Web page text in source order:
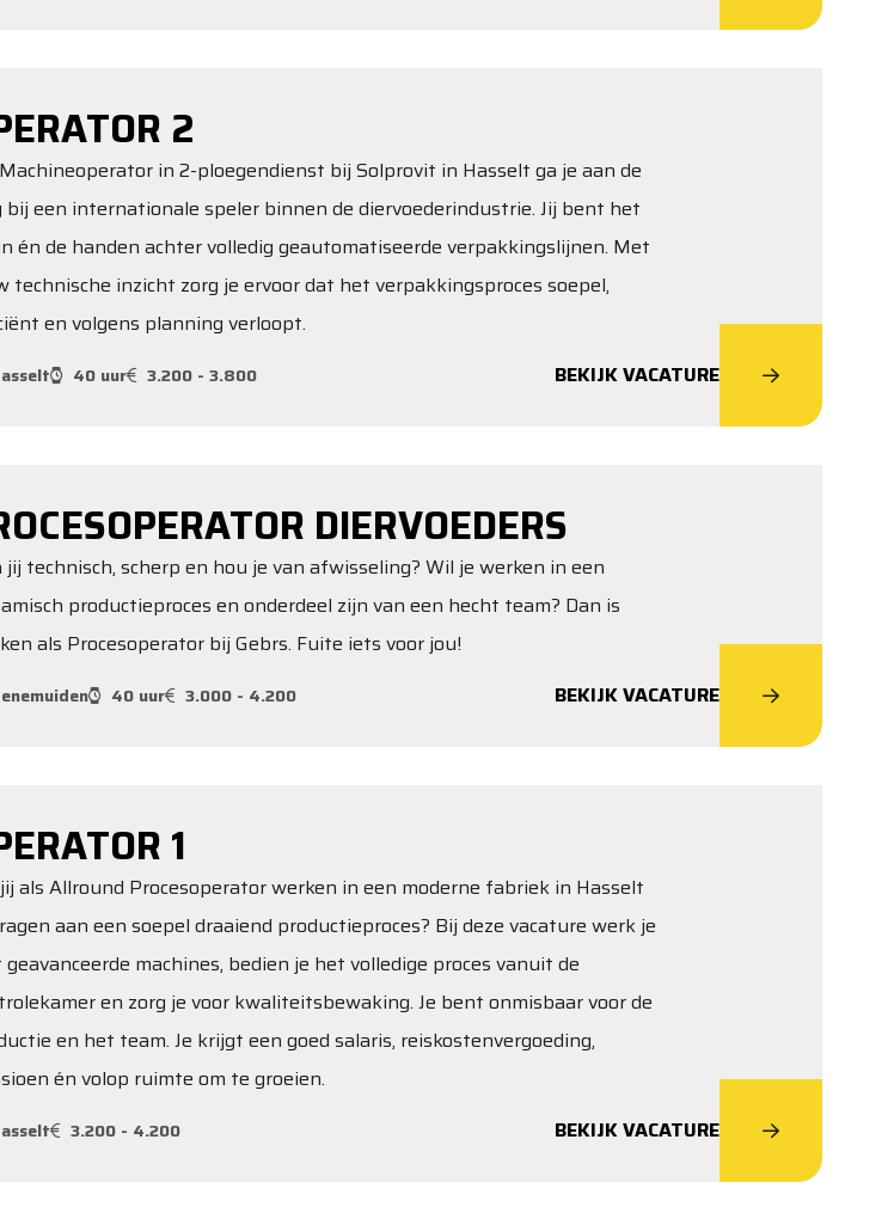
2
in 2-ploegendienst bij Solprovit in Hasselt ga je aan de
bij een internationale speler binnen de diervoederindustrie. Jij bent het
én de handen achter volledig geautomatiseerde verpakkingslijnen. Met
technische inzicht zorg je ervoor dat het verpakkingsproces soepel,
en volgens planning verloopt.
40 uur 3.200 - 3.800 BEKIJK VACATURE
DIERVOEDERS
jij technisch, scherp en hou je van afwisseling? Wil je werken in een
productieproces en onderdeel zijn van een hecht team? Dan is
als Procesoperator bij Gebrs. Fuite iets voor jou!
40 uur 3.000 - 4.200 BEKIJK VACATURE
1
als Allround Procesoperator werken in een moderne fabriek in Hasselt
aan een soepel draaiend productieproces? Bij deze vacature werk je
geavanceerde machines, bedien je het volledige proces vanuit de
en zorg je voor kwaliteitsbewaking. Je bent onmisbaar voor de
en het team. Je krijgt een goed salaris, reiskostenvergoeding,
én volop ruimte om te groeien.
3.200 - 4.200 BEKIJK VACATURE